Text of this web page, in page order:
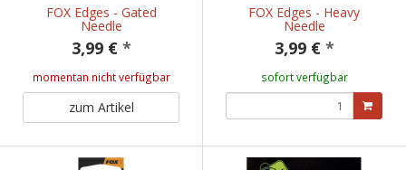
FOX Edges - Gated
Needle
3,99 € *
momentan nicht verfügbar
zum Artikel
FOX Edges - Heavy
Needle
3,99 € *
sofort verfügbar